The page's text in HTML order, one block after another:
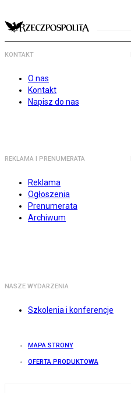
KONTAKT
O nas
Kontakt
Napisz do nas
REKLAMA I PRENUMERATA
Reklama
Ogłoszenia
Prenumerata
Archiwum
NASZE WYDARZENIA
Szkolenia i konferencje
MAPA STRONY
OFERTA PRODUKTOWA